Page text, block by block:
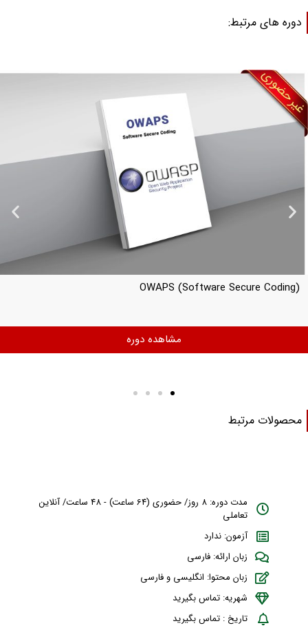
های مرتبط:
OWAPS (Software
مرتبط
مدت دوره: 8 روز/ حضوری (64 ساعت) - 48 ساعت/ آنلاین
تعاملی
آزمون: ندارد
زبان ارائه: فارسی
زبان محتوا: انگلیسی و فارسی
شهریه: تماس بگیرید
تاریخ : تماس بگیرید